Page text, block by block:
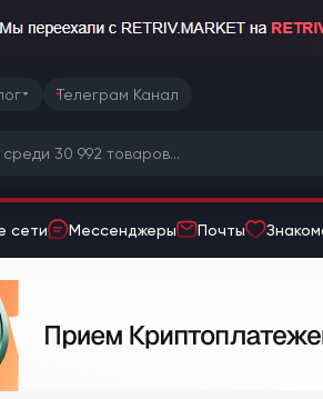
Телеграм Канал
сети Мессенджеры Почты